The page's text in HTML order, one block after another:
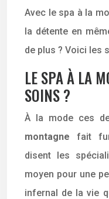
Avec le spa à la
la détente en
de plus ? Voici les
LE SPA À LA
SOINS ?
À la mode ces
montagne fait
disent les
moyen pour une
infernal de la vie